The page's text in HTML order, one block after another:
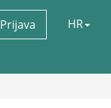
Prijava HR